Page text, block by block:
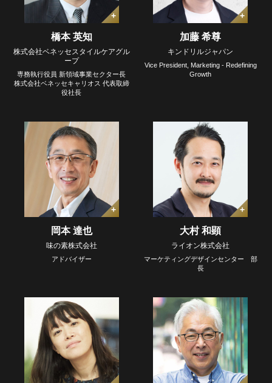
橋本 英知
株式会社ベネッセスタイルケアグル
ープ
専務執行役員 新領域事業セクター長
株式会社ベネッセキャリオス 代表取締
役社長
加藤 希尊
キンドリルジャパン
Vice President, Marketing - Redefining
Growth
岡本 達也
味の素株式会社
アドバイザー
大村 和顕
ライオン株式会社
マーケティングデザインセンター 部
長